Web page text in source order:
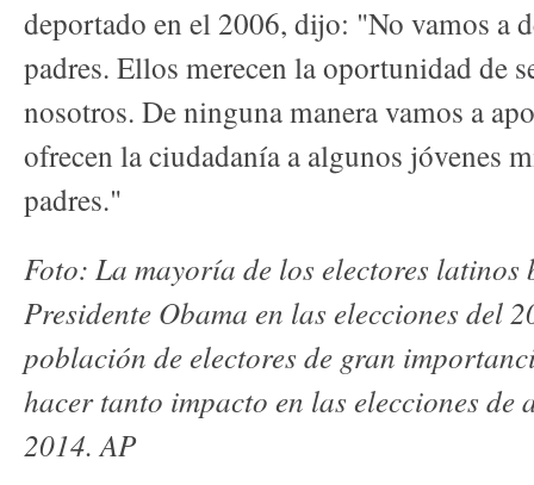
deportado en el 2006, dijo: "No vamos a
padres. Ellos merecen la oportunidad de
nosotros. De ninguna manera vamos a
ofrecen la ciudadanía a algunos jóvenes
padres."
Foto: La mayoría de los electores
Presidente Obama en las elecciones del
población de electores de gran
hacer tanto impacto en las elecciones de
2014. AP